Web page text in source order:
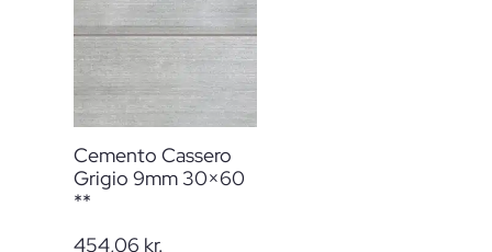
Cemento Cassero
Grigio 9mm 30×60
**
454,06 kr.